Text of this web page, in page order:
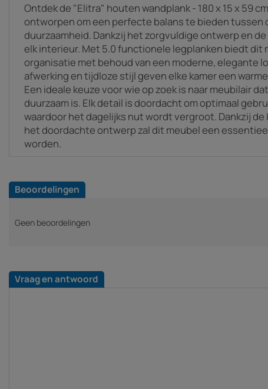
Ontdek de "Elitra" houten wandplank - 180 x 15 x 59
ontworpen om een perfecte balans te bieden
duurzaamheid. Dankzij het zorgvuldige ontwerp en
elk interieur. Met 5.0 functionele legplanken biedt dit
organisatie met behoud van een moderne, elegante
afwerking en tijdloze stijl geven elke kamer een
Een ideale keuze voor wie op zoek is naar meubilair
duurzaam is. Elk detail is doordacht om optimaal
waardoor het dagelijks nut wordt vergroot. Dankzij
het doordachte ontwerp zal dit meubel een
worden.
Beoordelingen
Geen beoordelingen
Vraag en antwoord